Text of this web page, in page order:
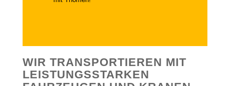
WIR TRANSPORTIEREN MIT
LEISTUNGSSTARKEN